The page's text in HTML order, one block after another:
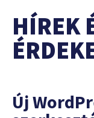
HÍREK
Új